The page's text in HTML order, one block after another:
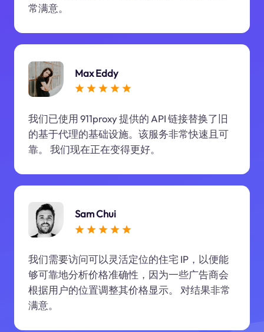
常满意。
Max Eddy
我们已使用 911proxy 提供的 API 链接替换了旧
的基于代理的基础设施。该服务非常快速且可
靠。 我们现在正在变得更好。
Sam Chui
我们需要访问可以灵活定位的住宅 IP，以便能
够可靠地分析价格准确性，因为一些广告商会
根据用户的位置调整其价格显示。 对结果非常
满意。